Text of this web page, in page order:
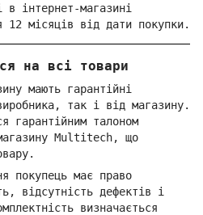
інтернет-магазині
місяців від дати покупки.
на всі товари
мають гарантійні
так і від магазину.
гарантійним талоном
Multitech, що
покупець має право
відсутність дефектів і
визначається